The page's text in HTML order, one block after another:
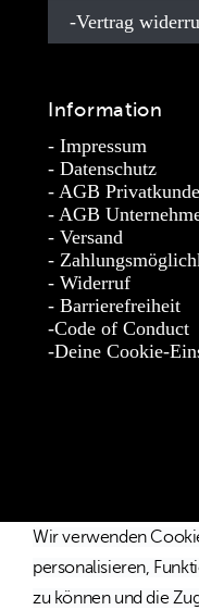
Vertrag
Information
Impressum
Datenschutz
AGB
AGB
Versand
Widerruf
Barrierefreiheit
Code of Conduct
Deine Cookie-
Wir verwenden
personalisieren,
zu können und die